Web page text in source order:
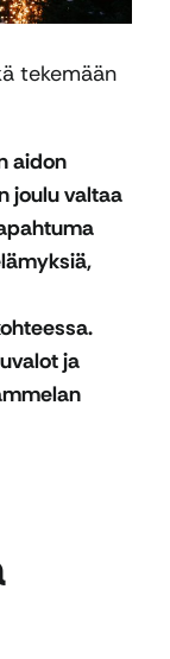
tekemään
aidon
joulu valtaa
ja